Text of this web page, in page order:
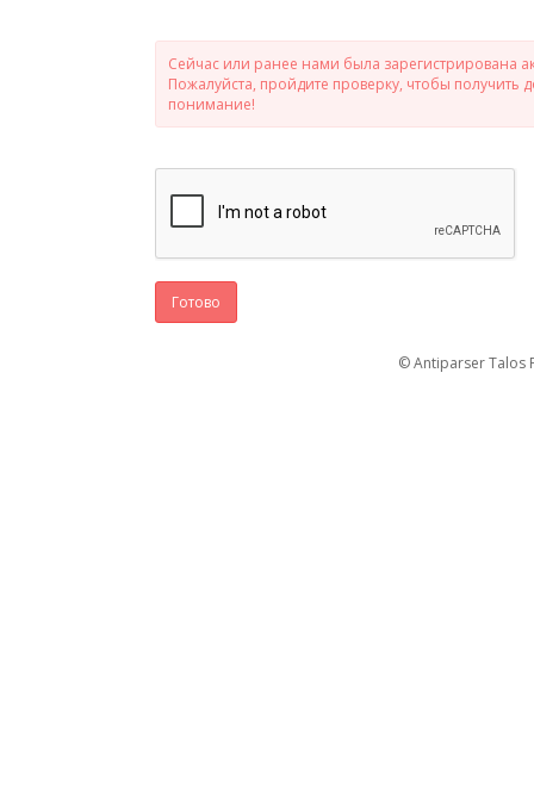
Сейчас или ранее нами была зарегистрирована
Пожалуйста, пройдите проверку, чтобы
понимание!
Готово
© Antiparser Talos